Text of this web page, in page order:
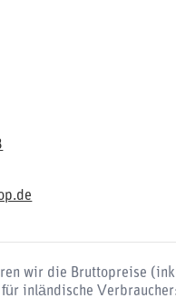
wir die Bruttopreise
inländische